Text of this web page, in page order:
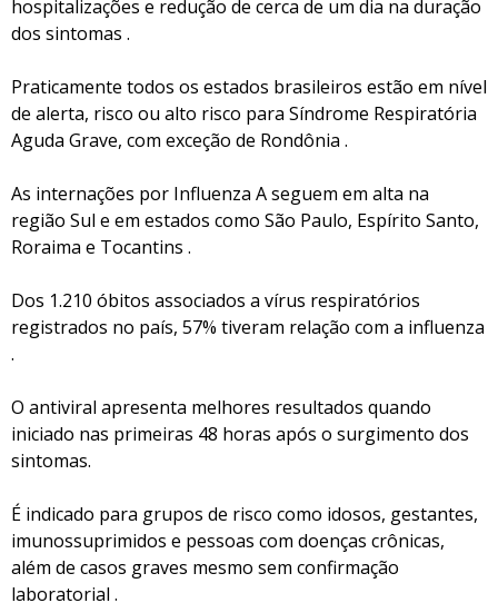
hospitalizações e redução de cerca de um dia na duração
dos sintomas .
Praticamente todos os estados brasileiros estão em nível
de alerta, risco ou alto risco para Síndrome Respiratória
Aguda Grave, com exceção de Rondônia .
As internações por Influenza A seguem em alta na
região Sul e em estados como São Paulo, Espírito Santo,
Roraima e Tocantins .
Dos 1.210 óbitos associados a vírus respiratórios
registrados no país, 57% tiveram relação com a influenza
.
O antiviral apresenta melhores resultados quando
iniciado nas primeiras 48 horas após o surgimento dos
sintomas.
É indicado para grupos de risco como idosos, gestantes,
imunossuprimidos e pessoas com doenças crônicas,
além de casos graves mesmo sem confirmação
laboratorial .